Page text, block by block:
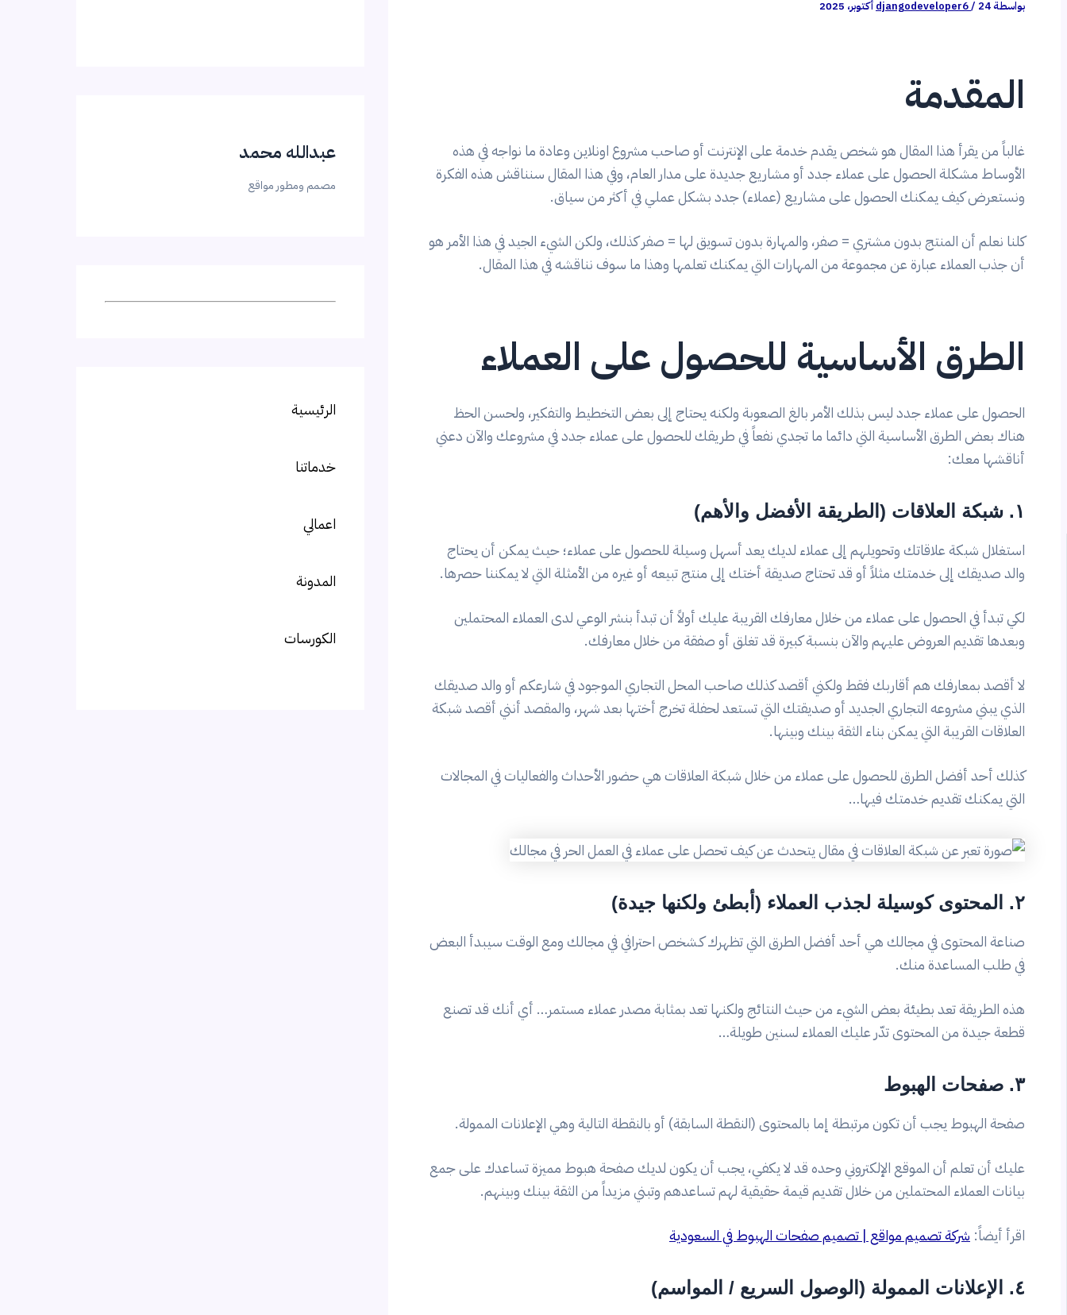
بواسطة djangodeveloper6/ 24 أكتوبر، 2025
المقدمة
غالباً من يقرأ هذا المقال هو شخص يقدم خدمة على الإنترنت أو صاحب مشروع اونلاين وعادة ما نواجه في هذه
الأوساط مشكلة الحصول على عملاء جدد أو مشاريع جديدة على مدار العام، وفي هذا المقال سنناقش هذه الفكرة
ونستعرض كيف يمكنك الحصول على مشاريع (عملاء) جدد بشكل عملي في أكثر من سياق.
كلنا نعلم أن المنتج بدون مشتري = صفر، والمهارة بدون تسويق لها = صفر كذلك، ولكن الشيء الجيد في هذا الأمر هو
أن جذب العملاء عبارة عن مجموعة من المهارات التي يمكنك تعلمها وهذا ما سوف نناقشه في هذا المقال.
الطرق الأساسية للحصول على العملاء
الحصول على عملاء جدد ليس بذلك الأمر بالغ الصعوبة ولكنه يحتاج إلى بعض التخطيط والتفكير، ولحسن الحظ
هناك بعض الطرق الأساسية التي دائما ما تجدي نفعاً في طريقك للحصول على عملاء جدد في مشروعك والآن دعني
أناقشها معك:
١. شبكة العلاقات (الطريقة الأفضل والأهم)
استغلال شبكة علاقاتك وتحويلهم إلى عملاء لديك يعد أسهل وسيلة للحصول على عملاء؛ حيث يمكن أن يحتاج
والد صديقك إلى خدمتك مثلاً أو قد تحتاج صديقة أختك إلى منتج تبيعه أو غيره من الأمثلة التي لا يمكننا حصرها.
لكي تبدأ في الحصول على عملاء من خلال معارفك القريبة عليك أولاً أن تبدأ بنشر الوعي لدى العملاء المحتملين
وبعدها تقديم العروض عليهم والآن بنسبة كبيرة قد تغلق أو صفقة من خلال معارفك.
لا أقصد بمعارفك هم أقاربك فقط ولكني أقصد كذلك صاحب المحل التجاري الموجود في شارعكم أو والد صديقك
الذي يبني مشروعه التجاري الجديد أو صديقتك التي تستعد لحفلة تخرج أختها بعد شهر، والمقصد أنني أقصد شبكة
العلاقات القريبة التي يمكن بناء الثقة بينك وبينها.
كذلك أحد أفضل الطرق للحصول على عملاء من خلال شبكة العلاقات هي حضور الأحداث والفعاليات في المجالات
التي يمكنك تقديم خدمتك فيها…
٢. المحتوى كوسيلة لجذب العملاء (أبطئ ولكنها جيدة)
صناعة المحتوى في مجالك هي أحد أفضل الطرق التي تظهرك كـشخص احترافي في مجالك ومع الوقت سيبدأ البعض
في طلب المساعدة منك.
هذه الطريقة تعد بطيئة بعض الشيء من حيث النتائج ولكنها تعد بمثابة مصدر عملاء مستمر… أي أنك قد تصنع
قطعة جيدة من المحتوى تدّر عليك العملاء لسنين طويلة…
٣. صفحات الهبوط
صفحة الهبوط يجب أن تكون مرتبطة إما بالمحتوى (النقطة السابقة) أو بالنقطة التالية وهي الإعلانات الممولة.
عليك أن تعلم أن الموقع الإلكتروني وحده قد لا يكفي، يجب أن يكون لديك صفحة هبوط مميزة تساعدك على جمع
بيانات العملاء المحتملين من خلال تقديم قيمة حقيقية لهم تساعدهم وتبني مزيداً من الثقة بينك وبينهم.
اقرأ أيضاً: شركة تصميم مواقع | تصميم صفحات الهبوط في السعودية
٤. الإعلانات الممولة (الوصول السريع / المواسم)
عبدالله محمد
مصمم ومطور مواقع
الرئيسية
خدماتنا
اعمالي
المدونة
الكورسات